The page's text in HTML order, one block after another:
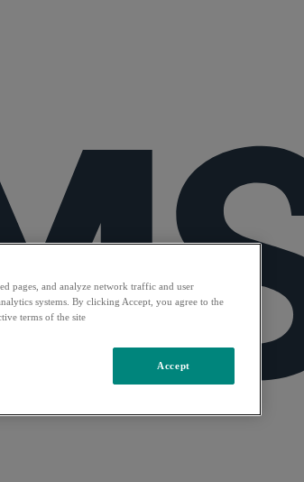
pages, and analyze network traffic and user
systems. By clicking Accept, you agree to the
terms of the site
Accept